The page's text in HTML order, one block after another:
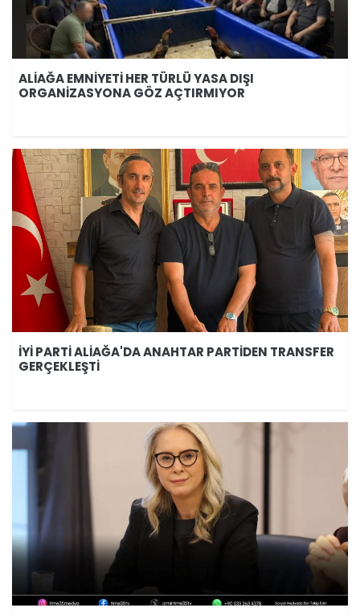
ALİAĞA EMNİYETİ HER TÜRLÜ YASA DIŞI
ORGANİZASYONA GÖZ AÇTIRMIYOR
İYİ PARTİ ALİAĞA'DA ANAHTAR PARTİDEN TRANSFER
GERÇEKLEŞTİ